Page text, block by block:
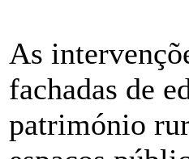
As
fachadas de
património